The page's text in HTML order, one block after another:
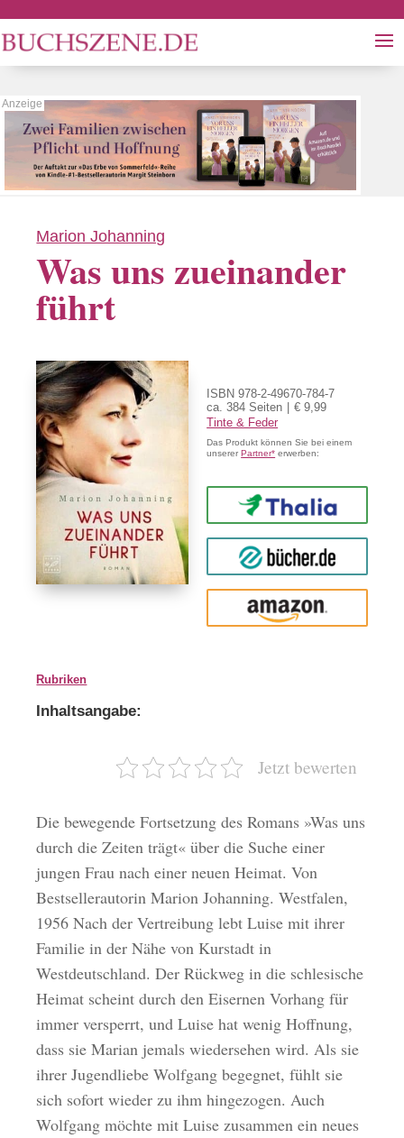
Marion Johanning
Was uns zueinander
führt
ISBN 978-2-49670-784-7
ca. 384 Seiten
€ 9,99
Tinte & Feder
Das Produkt können Sie bei einem
unsererPartner* erwerben:
Thalia
buecher.de
Amazon
Rubriken
Inhaltsangabe:
Jetzt bewerten
Die bewegende Fortsetzung des Romans »Was uns
durch die Zeiten trägt« über die Suche einer
jungen Frau nach einer neuen Heimat. Von
Bestsellerautorin Marion Johanning. Westfalen,
1956 Nach der Vertreibung lebt Luise mit ihrer
Familie in der Nähe von Kurstadt in
Westdeutschland. Der Rückweg in die schlesische
Heimat scheint durch den Eisernen Vorhang für
immer versperrt, und Luise hat wenig Hoffnung,
dass sie Marian jemals wiedersehen wird. Als sie
ihrer Jugendliebe Wolfgang begegnet, fühlt sie
sich sofort wieder zu ihm hingezogen. Auch
Wolfgang möchte mit Luise zusammen ein neues